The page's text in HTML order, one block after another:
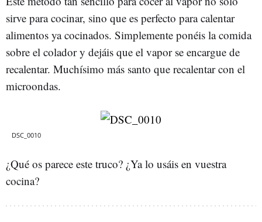
sirve para cocinar, sino que es perfecto para calentar
alimentos ya cocinados. Simplemente ponéis la comida
sobre el colador y dejáis que el vapor se encargue de
recalentar. Muchísimo más santo que recalentar con el
microondas.
DSC_0010
¿Qué os parece este truco? ¿Ya lo usáis en vuestra
cocina?